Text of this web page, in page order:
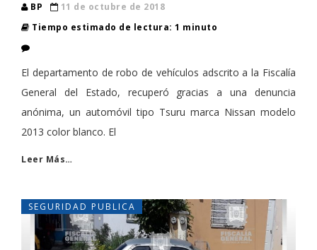
BP
11 de octubre de 2018
Tiempo estimado de lectura: 1 minuto
El departamento de robo de vehículos adscrito a la Fiscalía
General del Estado, recuperó gracias a una denuncia
anónima, un automóvil tipo Tsuru marca Nissan modelo
2013 color blanco. El
Leer Más…
SEGURIDAD PUBLICA